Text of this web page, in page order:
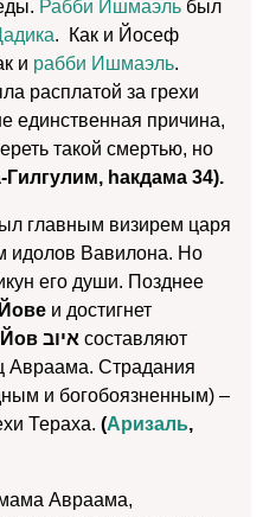
Рабби Ишмаэль был
. Как и Йосеф
и рабби Ишмаэль.
расплатой за грехи
единственная причина,
такой смертью, но
hакдама 34).
главным визирем царя
идолов Вавилона. Но
его души. Позднее
Йове и достигнет
Йов איוב составляют
Авраама. Страдания
и богобоязненным) –
Тераха. (Аризаль,
Авраама,